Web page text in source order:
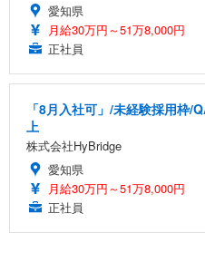
愛知県
月給30万円～51万8,000円
正社員
「8月入社可」/未経験採用枠/
上
株式会社HyBridge
愛知県
月給30万円～51万8,000円
正社員